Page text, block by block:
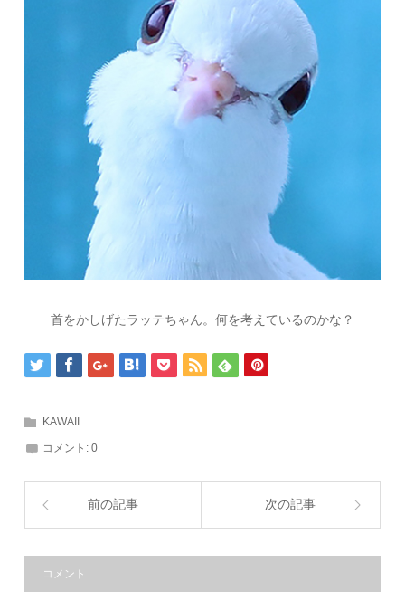
首をかしげたラッテちゃん。何を考えているのかな？
KAWAII
コメント:0
前の記事 次の記事
コメント